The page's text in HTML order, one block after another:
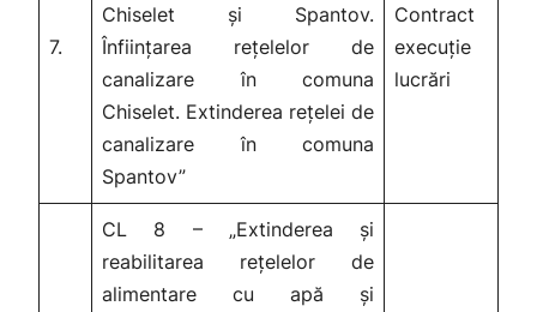
7.
Chiselet și Spantov.
Înființarea rețelelor de
canalizare în comuna
Chiselet. Extinderea rețelei de
canalizare în comuna
Spantov”
Contract
execuție
lucrări
CL 8 – „Extinderea și
reabilitarea rețelelor de
alimentare cu apă și